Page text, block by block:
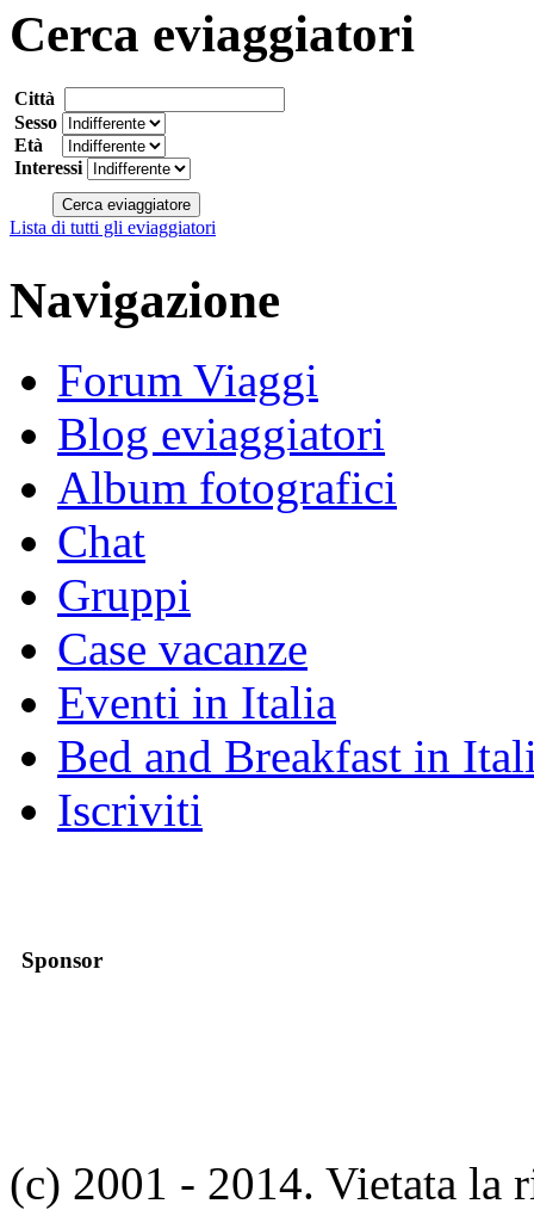
Cerca eviaggiatori
Città
Sesso
Età
Interessi
Lista di tutti gli eviaggiatori
Navigazione
Forum Viaggi
Blog eviaggiatori
Album fotografici
Chat
Gruppi
Case vacanze
Eventi in Italia
Bed and Breakfast in
Iscriviti
Sponsor
(c) 2001 - 2014. Vietata la